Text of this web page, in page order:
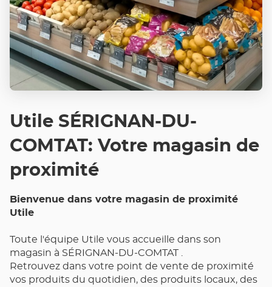
Utile SÉRIGNAN-DU-
COMTAT: Votre magasin de
proximité
Bienvenue dans votre magasin de proximité
Utile
Toute l'équipe Utile vous accueille dans son
magasin à SÉRIGNAN-DU-COMTAT .
Retrouvez dans votre point de vente de proximité
vos produits du quotidien, des produits locaux, des